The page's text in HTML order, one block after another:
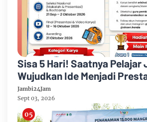
Sisa 5 Hari! Saatnya Pelajar
Wujudkan Ide Menjadi
Best Student 2026
Jambi24Jam
Sept 03, 2026